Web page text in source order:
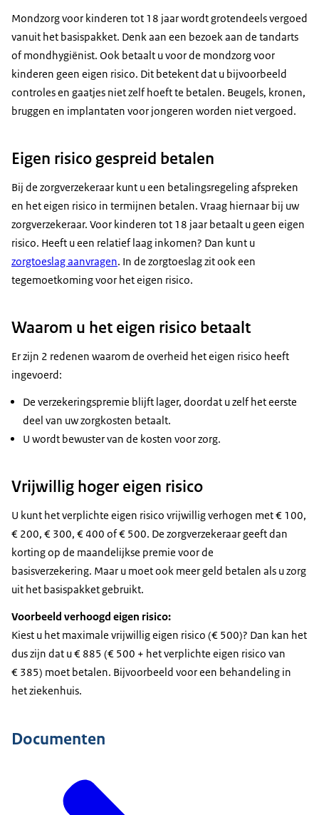
Mondzorg voor kinderen tot 18 jaar wordt grotendeels vergoed
vanuit het basispakket. Denk aan een bezoek aan de tandarts
of mondhygiënist. Ook betaalt u voor de mondzorg voor
kinderen geen eigen risico. Dit betekent dat u bijvoorbeeld
controles en gaatjes niet zelf hoeft te betalen. Beugels, kronen,
bruggen en implantaten voor jongeren worden niet vergoed.
Eigen risico gespreid betalen
Bij de zorgverzekeraar kunt u een betalingsregeling afspreken
en het eigen risico in termijnen betalen. Vraag hiernaar bij uw
zorgverzekeraar. Voor kinderen tot 18 jaar betaalt u geen eigen
risico. Heeft u een relatief laag inkomen? Dan kunt u
zorgtoeslag aanvragen. In de zorgtoeslag zit ook een
tegemoetkoming voor het eigen risico.
Waarom u het eigen risico betaalt
Er zijn 2 redenen waarom de overheid het eigen risico heeft
ingevoerd:
De verzekeringspremie blijft lager, doordat u zelf het eerste
deel van uw zorgkosten betaalt.
U wordt bewuster van de kosten voor zorg.
Vrijwillig hoger eigen risico
U kunt het verplichte eigen risico vrijwillig verhogen met € 100,
€ 200, € 300, € 400 of € 500. De zorgverzekeraar geeft dan
korting op de maandelijkse premie voor de
basisverzekering. Maar u moet ook meer geld betalen als u zorg
uit het basispakket gebruikt.
Voorbeeld verhoogd eigen risico:
Kiest u het maximale vrijwillig eigen risico (€ 500)? Dan kan het
dus zijn dat u € 885 (€ 500 + het verplichte eigen risico van
€ 385) moet betalen. Bijvoorbeeld voor een behandeling in
het ziekenhuis.
Documenten